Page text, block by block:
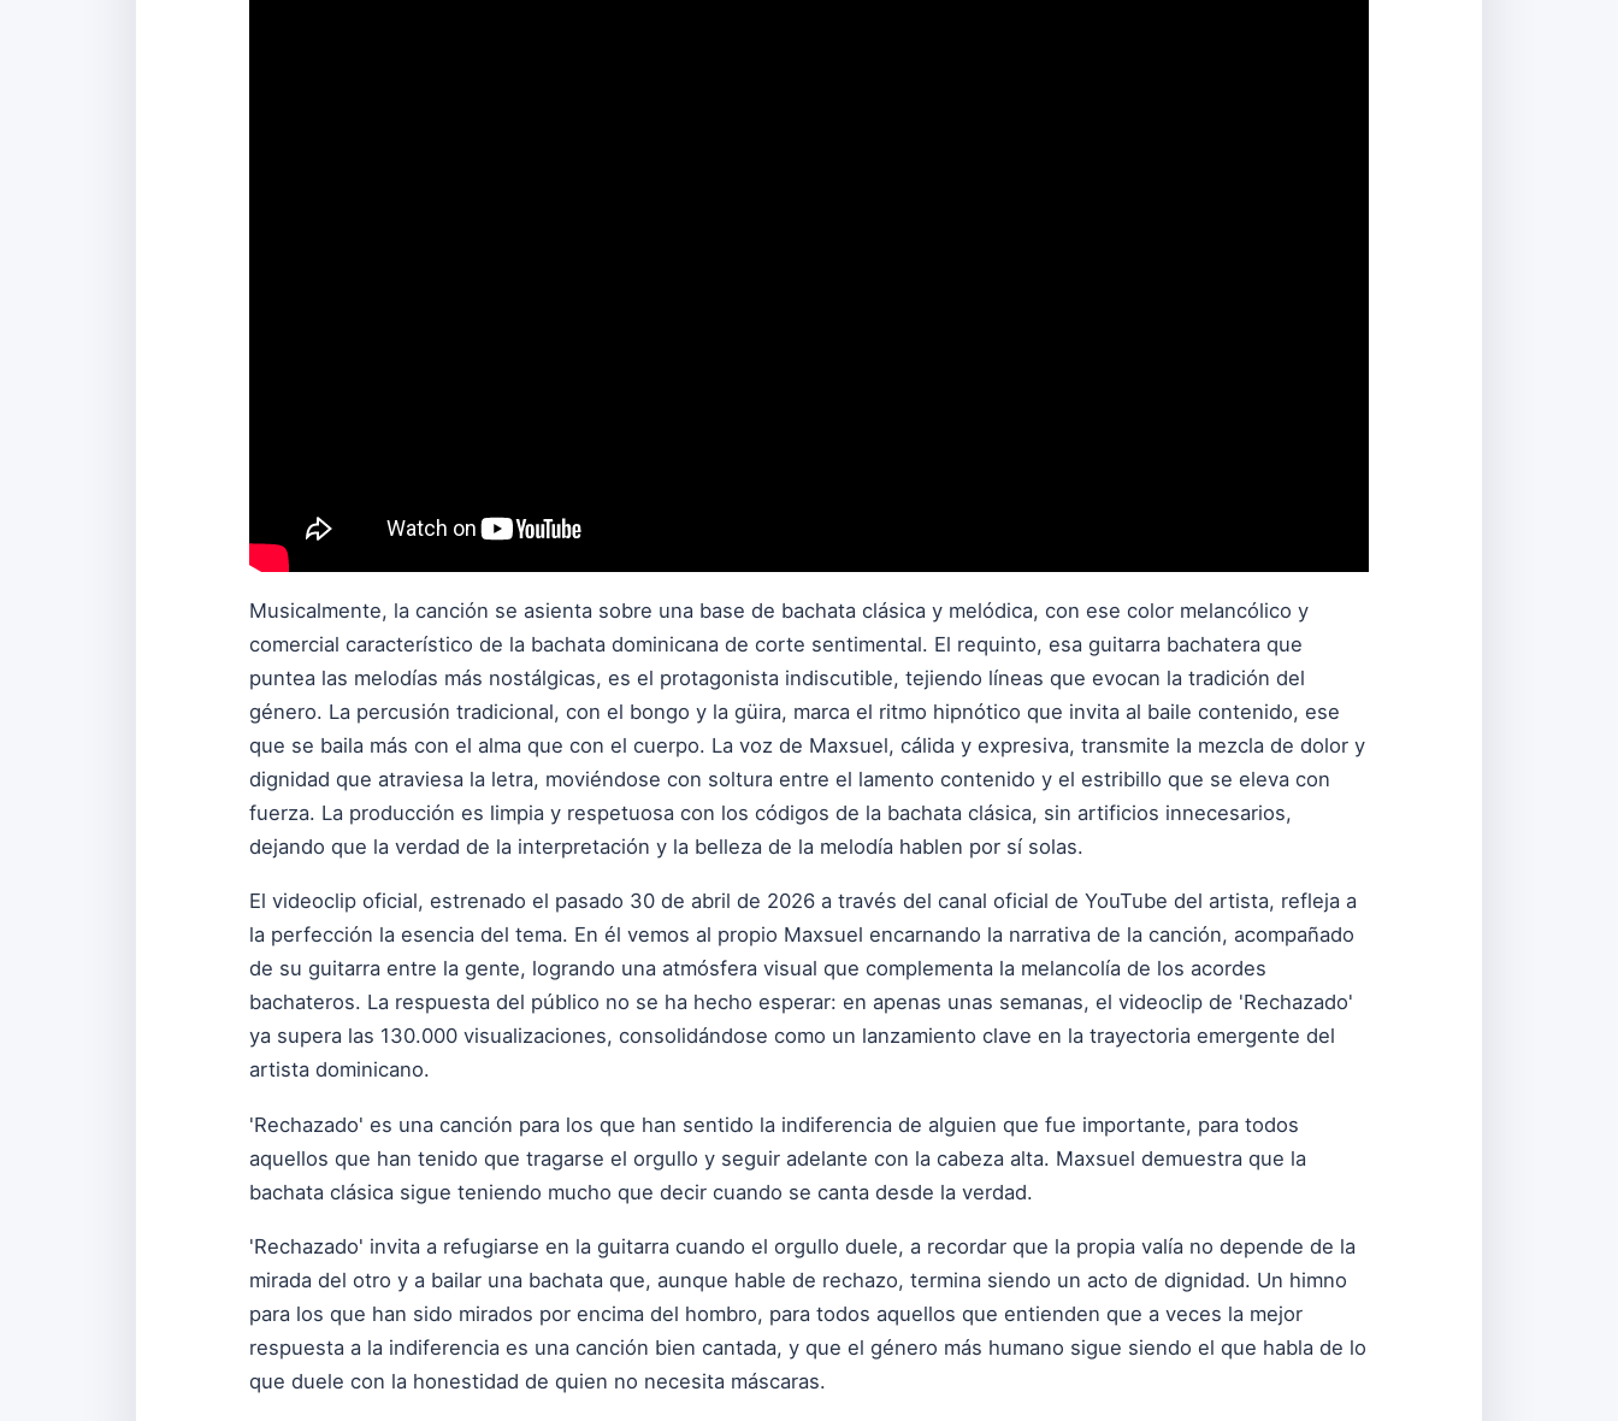
Musicalmente, la canción se asienta sobre una base de bachata clásica y melódica, con ese color melancólico y
comercial característico de la bachata dominicana de corte sentimental. El requinto, esa guitarra bachatera que
puntea las melodías más nostálgicas, es el protagonista indiscutible, tejiendo líneas que evocan la tradición del
género. La percusión tradicional, con el bongo y la güira, marca el ritmo hipnótico que invita al baile contenido, ese
que se baila más con el alma que con el cuerpo. La voz de Maxsuel, cálida y expresiva, transmite la mezcla de dolor y
dignidad que atraviesa la letra, moviéndose con soltura entre el lamento contenido y el estribillo que se eleva con
fuerza. La producción es limpia y respetuosa con los códigos de la bachata clásica, sin artificios innecesarios,
dejando que la verdad de la interpretación y la belleza de la melodía hablen por sí solas.
El videoclip oficial, estrenado el pasado 30 de abril de 2026 a través del canal oficial de YouTube del artista, refleja a
la perfección la esencia del tema. En él vemos al propio Maxsuel encarnando la narrativa de la canción, acompañado
de su guitarra entre la gente, logrando una atmósfera visual que complementa la melancolía de los acordes
bachateros. La respuesta del público no se ha hecho esperar: en apenas unas semanas, el videoclip de 'Rechazado'
ya supera las 130.000 visualizaciones, consolidándose como un lanzamiento clave en la trayectoria emergente del
artista dominicano.
'Rechazado' es una canción para los que han sentido la indiferencia de alguien que fue importante, para todos
aquellos que han tenido que tragarse el orgullo y seguir adelante con la cabeza alta. Maxsuel demuestra que la
bachata clásica sigue teniendo mucho que decir cuando se canta desde la verdad.
'Rechazado' invita a refugiarse en la guitarra cuando el orgullo duele, a recordar que la propia valía no depende de la
mirada del otro y a bailar una bachata que, aunque hable de rechazo, termina siendo un acto de dignidad. Un himno
para los que han sido mirados por encima del hombro, para todos aquellos que entienden que a veces la mejor
respuesta a la indiferencia es una canción bien cantada, y que el género más humano sigue siendo el que habla de lo
que duele con la honestidad de quien no necesita máscaras.